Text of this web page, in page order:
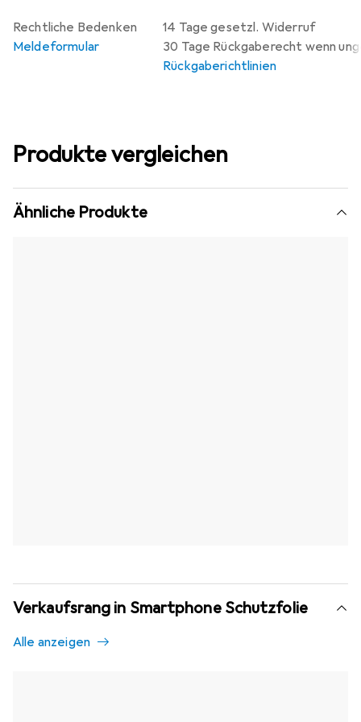
14 Tage gesetzl. Widerruf
30 Tage Rückgaberecht wenn
Rückgaberichtlinien
Rechtliche Bedenken
Meldeformular
Produkte vergleichen
Ähnliche Produkte
Verkaufsrang in Smartphone Schutzfolie
Alle anzeigen